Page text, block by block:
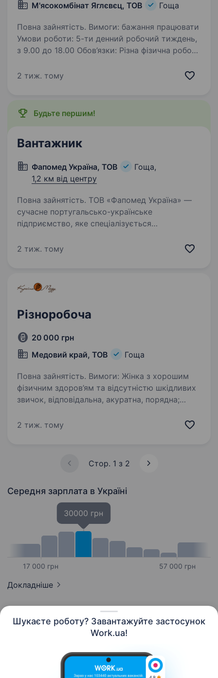
Шукаєте роботу? Завантажуйте застосунок
Work.ua!
М'ясокомбінат Яглєвєц, ТОВ Гоща
Повна зайнятість. Вимоги: бажання працювати
Умови роботи: 5-ти денний робочий тиждень,
з 9.00 до 18.00 Обов’язки: Різна фізична робота
за домовленістю. Проводиться навчання
2 тиж. тому
Будьте першим!
Вантажник
Фапомед Україна, ТОВ
Гоща,
1,2 км від центру
Повна зайнятість. ТОВ «Фапомед Україна» —
сучасне португальсько-українське
підприємство, яке спеціалізується
стерильної продукції. Наша компанія
2 тиж. тому
Різноробоча
20 000 грн
Медовий край, ТОВ
Гоща
Повна зайнятість. Вимоги: Жінка з хорошим
фізичним здоров’ям та відсутністю шкідливих
звичок, відповідальна, акуратна, порядна;
на робочому місці. Умови роботи: 08:00 —
2 тиж. тому
Стор. 1 з 2
Середня зарплата в Україні
17 000 грн
30000 грн
57 000 грн
Докладніше